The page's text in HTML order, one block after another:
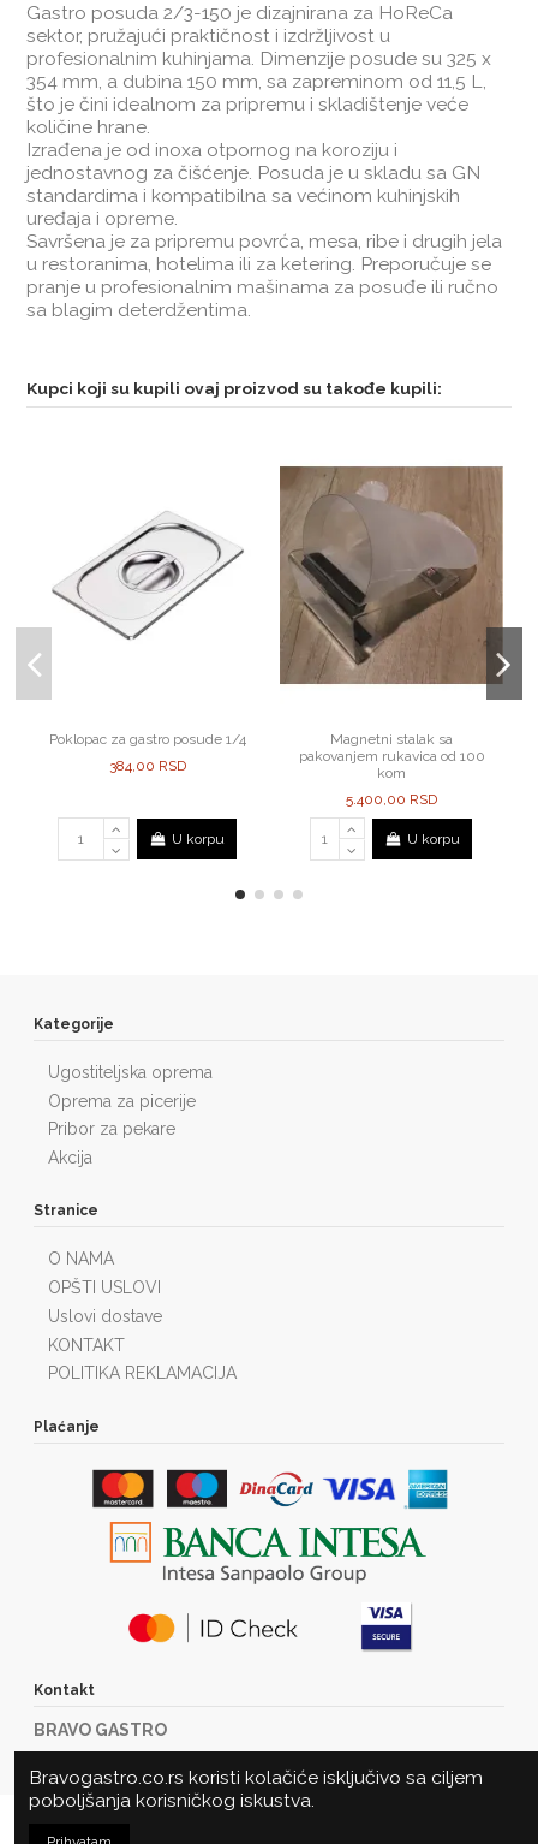
Gastro posuda 2/3-150 je dizajnirana za HoReCa
sektor, pružajući praktičnost i izdržljivost u
profesionalnim kuhinjama. Dimenzije posude su 325 x
354 mm, a dubina 150 mm, sa zapreminom od 11,5 L,
što je čini idealnom za pripremu i skladištenje veće
količine hrane.
Izrađena je od inoxa otpornog na koroziju i
jednostavnog za čišćenje. Posuda je u skladu sa GN
standardima i kompatibilna sa većinom kuhinjskih
uređaja i opreme.
Savršena je za pripremu povrća, mesa, ribe i drugih jela
u restoranima, hotelima ili za ketering. Preporučuje se
pranje u profesionalnim mašinama za posuđe ili ručno
sa blagim deterdžentima.
Kupci koji su kupili ovaj proizvod su takođe kupili:
Poklopac za gastro posude 1/4
384,00 RSD
U korpu
Magnetni stalak sa
pakovanjem rukavica od 100
kom
5.400,00 RSD
U korpu
Kategorije
Ugostiteljska oprema
Oprema za picerije
Pribor za pekare
Akcija
Stranice
O NAMA
OPŠTI USLOVI
Uslovi dostave
KONTAKT
POLITIKA REKLAMACIJA
Plaćanje
Kontakt
BRAVO GASTRO
21000 Novi Sad
Tel: +381216360485
Bravogastro.co.rs koristi kolačiće isključivo sa ciljem
poboljšanja korisničkog iskustva.